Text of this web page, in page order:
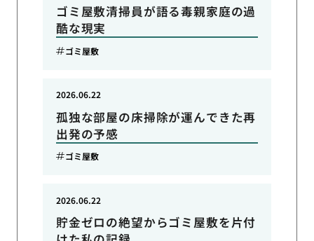
ゴミ屋敷清掃員が語る毒親家庭の過
酷な現実
ゴミ屋敷
孤独な部屋の床掃除が運んできた再
出発の予感
2026.06.22
ゴミ屋敷
貯金ゼロの絶望からゴミ屋敷を片付
2026.06.22